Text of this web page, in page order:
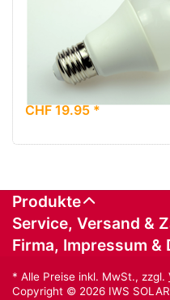
Green Plus 8W,
E27, 12+24
VDC, 700
Lumen
CHF 19.95 *
Produkte
Service, Versand &
Firma, Impressum &
* Alle Preise inkl. MwSt., zzgl.
Copyright © 2026 IWS